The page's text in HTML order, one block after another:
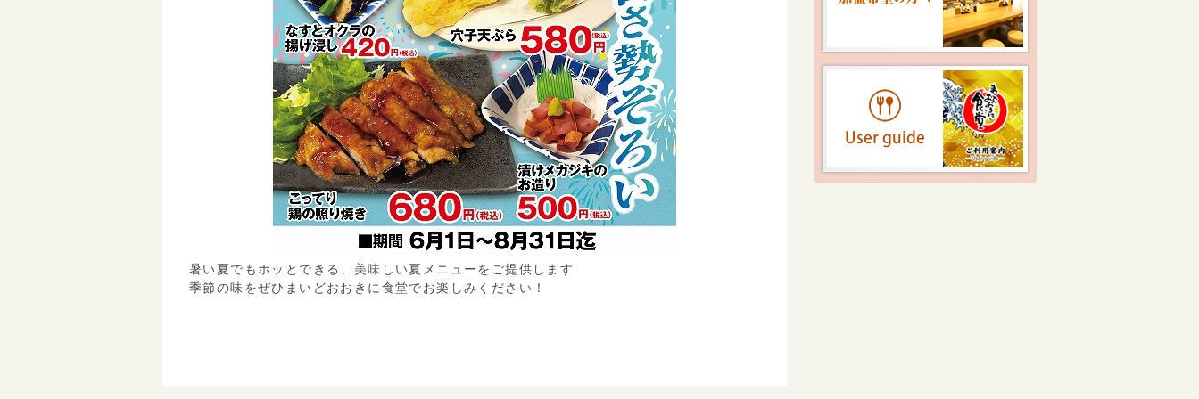
暑い夏でもホッとできる、美味しい夏メニューをご提供します
季節の味をぜひまいどおおきに食堂でお楽しみください！